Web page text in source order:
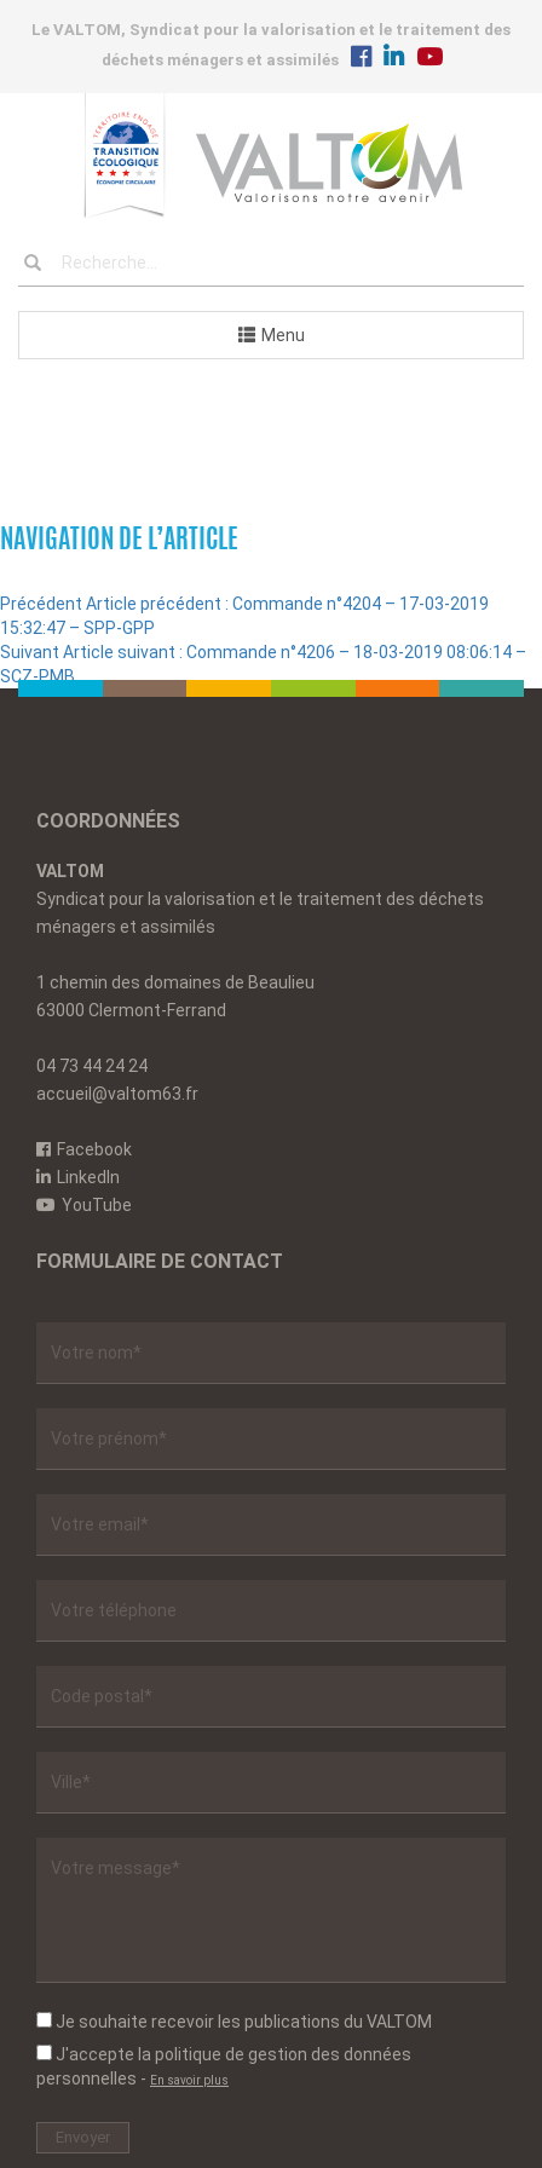
Le VALTOM, Syndicat pour la valorisation et le traitement des
déchets ménagers et assimilés
Menu
NAVIGATION DE L’ARTICLE
Précédent Article précédent : Commande n°4204 – 17-03-2019
15:32:47 – SPP-GPP
Suivant Article suivant : Commande n°4206 – 18-03-2019 08:06:14 –
SCZ-PMB
COORDONNÉES
VALTOM
Syndicat pour la valorisation et le traitement des déchets
ménagers et assimilés
1 chemin des domaines de Beaulieu
63000 Clermont-Ferrand
04 73 44 24 24
accueil@valtom63.fr
Facebook
LinkedIn
YouTube
FORMULAIRE DE CONTACT
Je souhaite recevoir les publications du VALTOM
J'accepte la politique de gestion des données
personnelles - En savoir plus